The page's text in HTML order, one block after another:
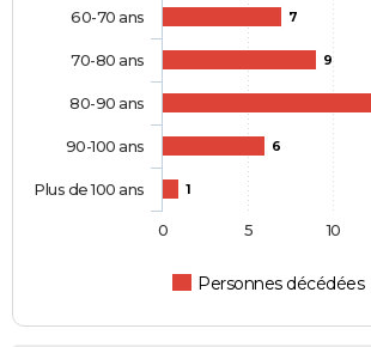
7
9
6
1
Personnes décédées
60-70 ans
70-80 ans
80-90 ans
90-100 ans
Plus de 100 ans
0 5 10